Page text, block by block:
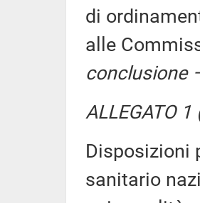
di
alle
conclusione
ALLEGATO
Disposizioni
sanitario